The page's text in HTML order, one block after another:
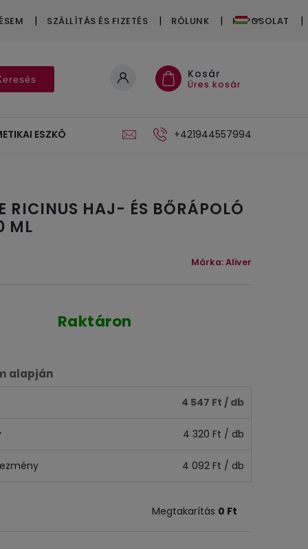
SZÁLLÍTÁS ÉS FIZETÉS RÓLUNK KAPCSOLAT
Kosár
Üres kosár
ESZKÖZÖK AJÁNDÉKUTALVÁNYOK
+421944557994
RICINUS HAJ- ÉS BŐRÁPOLÓ
ML
Márka:Aliver
Raktáron
alapján
4 547 Ft / db
4 320 Ft / db
4 092 Ft / db
Megtakarítás 0 Ft